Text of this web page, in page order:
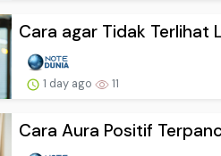
Cara agar Tidak Terlihat
1 day ago 11
Cara Aura Positif